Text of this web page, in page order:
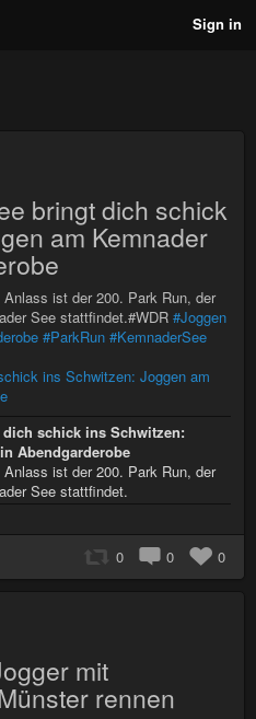
Sign in
bringt dich schick
am Kemnader
ist der 200. Park Run, der
See stattfindet.#WDR #Joggen
#ParkRun #KemnaderSee
ins Schwitzen: Joggen am
schick ins Schwitzen:
Abendgarderobe
ist der 200. Park Run, der
See stattfindet.
0 0 0
mit
rennen